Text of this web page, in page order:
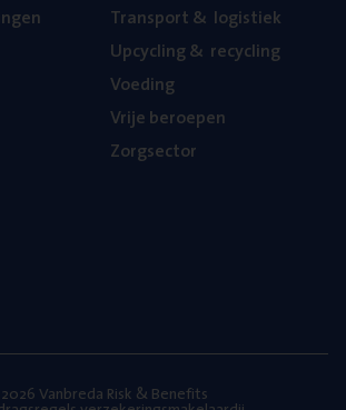
Trans­port& logistiek
Upcy­cling& recycling
Voe­ding
Vrije beroe­pen
Zorg­sec­tor
Vanbreda Risk & Benefits